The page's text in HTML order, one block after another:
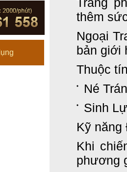
thêm
Ngoại
bản giới
Thuộc
Né
Sinh
Kỹ năng
Khi
phương